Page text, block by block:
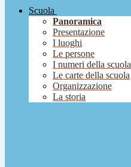
Scuola
Panoramica
Presentazione
I luoghi
Le persone
I numeri della scuola
Le carte della scuola
Organizzazione
La storia